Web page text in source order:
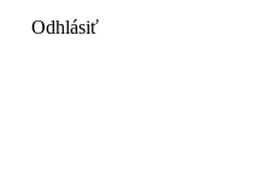
Odhlásiť